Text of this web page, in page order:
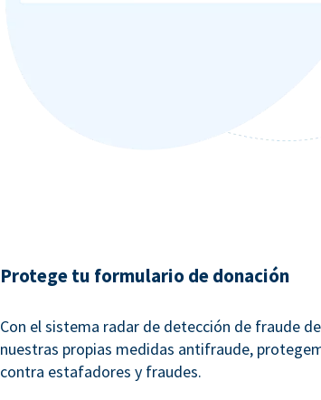
Protege tu formulario de donación
Con el sistema radar de detección de fraude
nuestras propias medidas antifraude,
contra estafadores y fraudes.